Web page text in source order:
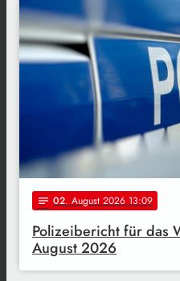
notes 02. August 2026 13:09
Polizeibericht für das
August 2026